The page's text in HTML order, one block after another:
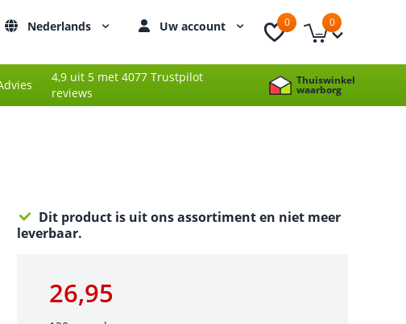
Nederlands Uw account 0 0
4,9 uit 5 met 4077 Trustpilot
reviews
Thuiswinkel
waarborg
Dit product is uit ons assortiment en niet meer
leverbaar.
26,95